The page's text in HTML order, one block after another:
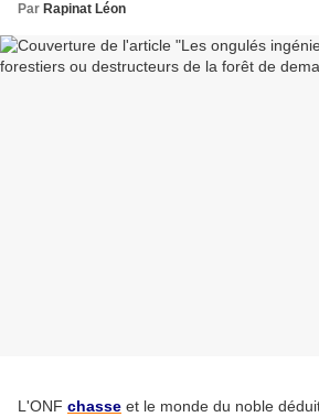
Par Rapinat Léon
L'ONF chasse et le monde du noble